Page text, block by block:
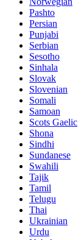
Pashto
Persian
Punjabi
Serbian
Sesotho
Sinhala
Slovak
Slovenian
Somali
Samoan
Scots Gaelic
Shona
Sindhi
Sundanese
Swahili
Tajik
Tamil
Telugu
Thai
Ukrainian
Urdu